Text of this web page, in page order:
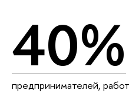
40%
предпринимателей,